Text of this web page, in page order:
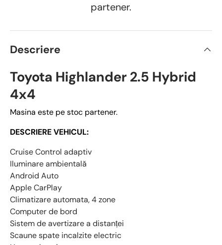
partener.
Descriere
Toyota Highlander 2.5 Hybrid
4x4
Masina este pe stoc partener.
DESCRIERE VEHICUL:
Cruise Control adaptiv
Iluminare ambientală
Android Auto
Apple CarPlay
Climatizare automata, 4 zone
Computer de bord
Sistem de avertizare a distanței
Scaune spate incalzite electric